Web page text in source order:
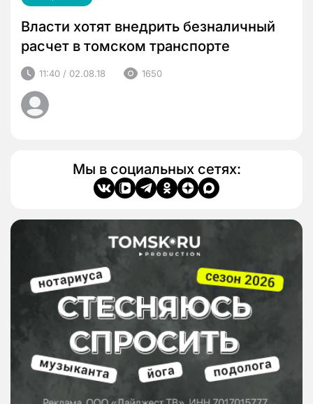
Власти хотят внедрить безналичный
расчет в томском транспорте
11:40 / 02.08.18 1650
Мы в социальных сетях: